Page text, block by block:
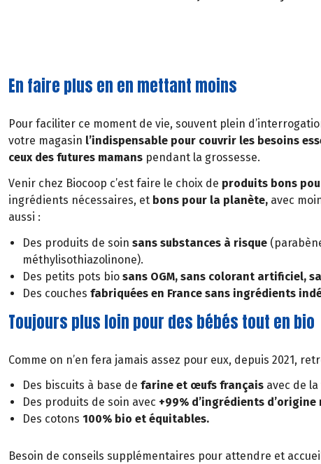
En faire plus en en mettant moins
Pour faciliter ce moment de vie, souvent plein
votre magasin l’indispensable pour couvrir les besoins
ceux des futures mamans pendant la grossesse.
Venir chez Biocoop c’est faire le choix de produits bons
ingrédients nécessaires, et bons pour la planète, avec
aussi :
Des produits de soin sans substances à risque
méthylisothiazolinone).
Des petits pots bio sans OGM, sans colorant artificiel,
Des couches fabriquées en France sans ingrédients
Toujours plus loin pour des bébés tout en bio
Comme on n’en fera jamais assez pour eux, depuis 2021,
Des biscuits à base de farine et œufs français avec de la
Des produits de soin avec +99% d’ingrédients
Des cotons 100% bio et équitables.
Besoin de conseils supplémentaires pour attendre et